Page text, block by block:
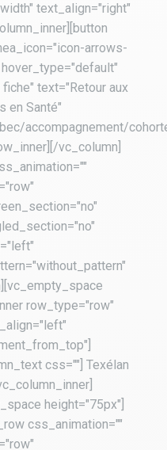
text_align="right"
arrows-
text="Retour aux
en Santé"
accompagnement/
vc_column]
row_type="row"
css=""] Texélan
height="75px"]
css_animation=""